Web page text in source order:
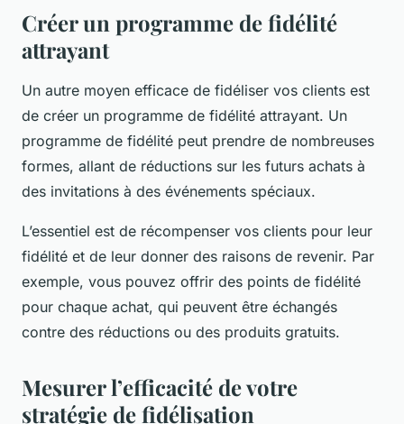
Créer un programme de fidélité
attrayant
Un autre moyen efficace de fidéliser vos clients est
de créer un programme de fidélité attrayant. Un
programme de fidélité peut prendre de nombreuses
formes, allant de réductions sur les futurs achats à
des invitations à des événements spéciaux.
L’essentiel est de récompenser vos clients pour leur
fidélité et de leur donner des raisons de revenir. Par
exemple, vous pouvez offrir des points de fidélité
pour chaque achat, qui peuvent être échangés
contre des réductions ou des produits gratuits.
Mesurer l’efficacité de votre
stratégie de fidélisation